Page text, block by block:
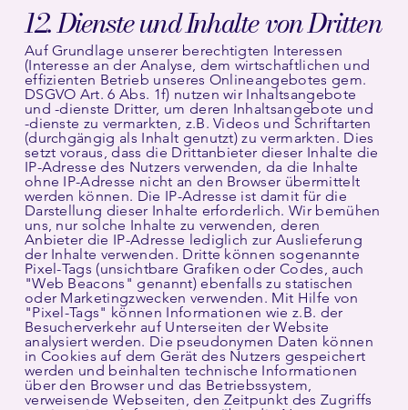
12. Dienste und Inhalte von Dritten
Auf Grundlage unserer berechtigten Interessen
(Interesse an der Analyse, dem wirtschaftlichen und
effizienten Betrieb unseres Onlineangebotes gem.
DSGVO Art. 6 Abs. 1f) nutzen wir Inhaltsangebote
und -dienste Dritter, um deren Inhaltsangebote und
-dienste zu vermarkten, z.B. Videos und Schriftarten
(durchgängig als Inhalt genutzt) zu vermarkten. Dies
setzt voraus, dass die Drittanbieter dieser Inhalte die
IP-Adresse des Nutzers verwenden, da die Inhalte
ohne IP-Adresse nicht an den Browser übermittelt
werden können. Die IP-Adresse ist damit für die
Darstellung dieser Inhalte erforderlich. Wir bemühen
uns, nur solche Inhalte zu verwenden, deren
Anbieter die IP-Adresse lediglich zur Auslieferung
der Inhalte verwenden. Dritte können sogenannte
Pixel-Tags (unsichtbare Grafiken oder Codes, auch
"Web Beacons" genannt) ebenfalls zu statischen
oder Marketingzwecken verwenden. Mit Hilfe von
"Pixel-Tags" können Informationen wie z.B. der
Besucherverkehr auf Unterseiten der Website
analysiert werden. Die pseudonymen Daten können
in Cookies auf dem Gerät des Nutzers gespeichert
werden und beinhalten technische Informationen
über den Browser und das Betriebssystem,
verweisende Webseiten, den Zeitpunkt des Zugriffs